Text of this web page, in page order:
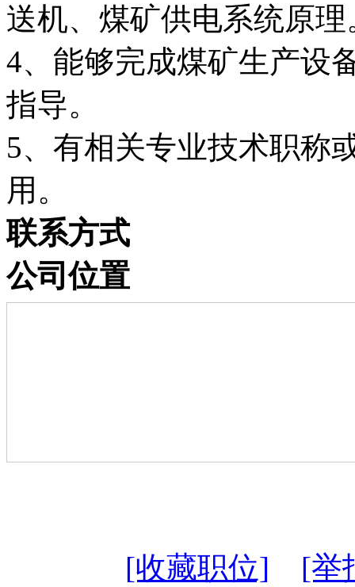
送机、煤矿供电系统原理
4、能够完成煤矿生产设
指导。
5、有相关专业技术职称
用。
联系方式
公司位置
[收藏职位] [举